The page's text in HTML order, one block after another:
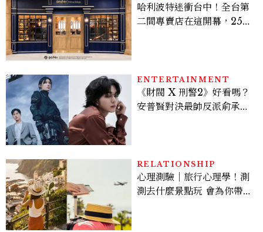
哈利波特迷衝台中！全台第
二間專賣店在這開幕，25週
ENTERTAINMENT
《財閥 X 刑警2》好看嗎？
安普賢對決最帥反派俞承
多大？
RELATIONSHIP
心理測驗｜旅行心理學！測
測去什麼景點玩 會為你帶來